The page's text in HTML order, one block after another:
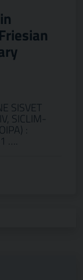
SISVET
SICLIM-
:
….